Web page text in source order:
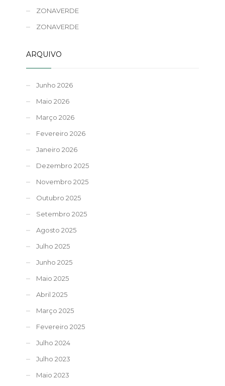
ZONAVERDE
ZONAVERDE
ARQUIVO
Junho 2026
Maio 2026
Março 2026
Fevereiro 2026
Janeiro 2026
Dezembro 2025
Novembro 2025
Outubro 2025
Setembro 2025
Agosto 2025
Julho 2025
Junho 2025
Maio 2025
Abril 2025
Março 2025
Fevereiro 2025
Julho 2024
Julho 2023
Maio 2023